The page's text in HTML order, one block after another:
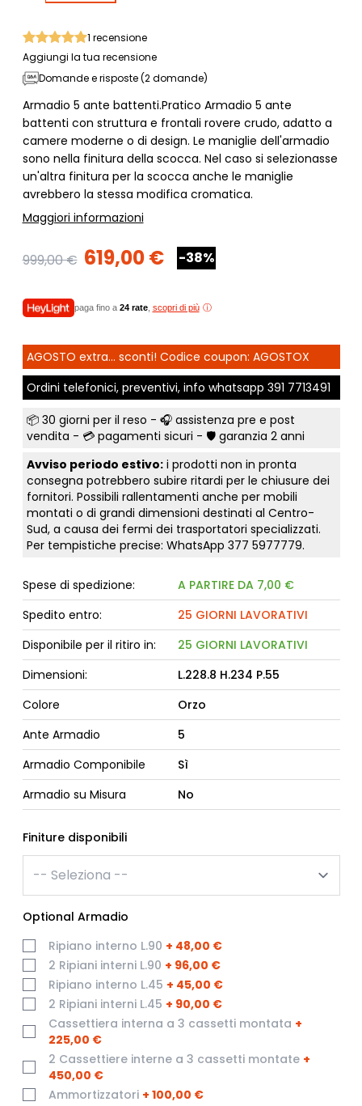
1 recensione
Aggiungi la tua recensione
Domande e risposte (2 domande)
Armadio 5 ante battenti.Pratico Armadio 5 ante
battenti con struttura e frontali rovere crudo, adatto a
camere moderne o di design. Le maniglie dell'armadio
sono nella finitura della scocca. Nel caso si selezionasse
un'altra finitura per la scocca anche le maniglie
avrebbero la stessa modifica cromatica.
Maggiori informazioni
999,00 € 619,00 € -38%
paga fino a 24 rate, scopri di più
AGOSTO extra... sconti! Codice coupon: AGOSTOX
Ordini telefonici, preventivi, info whatsapp 391 7713491
📦 30 giorni per il reso - 🎧 assistenza pre e post
vendita - 💳 pagamenti sicuri - 🛡️ garanzia 2 anni
Avviso periodo estivo:i prodotti non in pronta
consegna potrebbero subire ritardi per le chiusure dei
fornitori. Possibili rallentamenti anche per mobili
montati o di grandi dimensioni destinati al Centro-
Sud, a causa dei fermi dei trasportatori specializzati.
Per tempistiche precise: WhatsApp 377 5977779.
Spese di spedizione:
A PARTIRE DA 7,00 €
Spedito entro:
25 GIORNI LAVORATIVI
Disponibile per il ritiro in:
25 GIORNI LAVORATIVI
Dimensioni:
L.228.8 H.234 P.55
Colore
Orzo
Ante Armadio
5
Armadio Componibile
Sì
Armadio su Misura
No
Finiture disponibili
Optional Armadio
Ripiano interno L.90 + 48,00 €
2 Ripiani interni L.90 + 96,00 €
Ripiano interno L.45 + 45,00 €
2 Ripiani interni L.45 + 90,00 €
Cassettiera interna a 3 cassetti montata +
225,00 €
2 Cassettiere interne a 3 cassetti montate +
450,00 €
Ammortizzatori + 100,00 €